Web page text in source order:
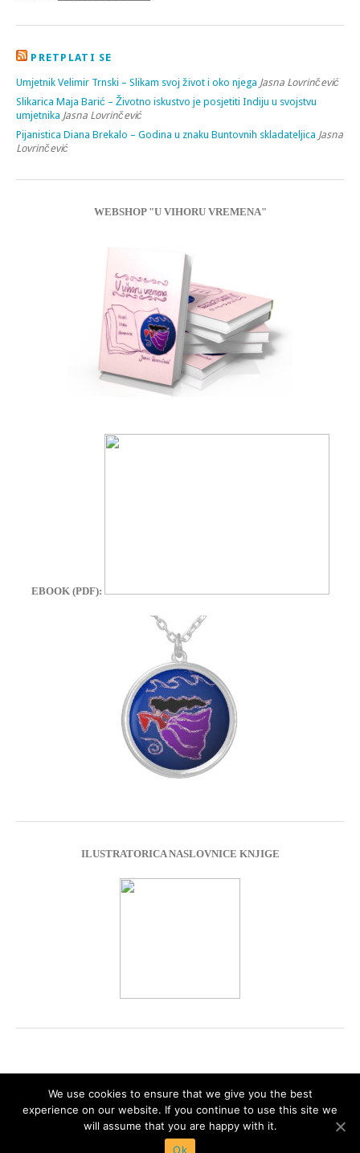
PRETPLATI SE
Umjetnik Velimir Trnski – Slikam svoj život i oko njega Jasna Lovrinčević
Slikarica Maja Barić – Životno iskustvo je posjetiti Indiju u svojstvu
umjetnika Jasna Lovrinčević
Pijanistica Diana Brekalo – Godina u znaku Buntovnih skladateljica Jasna
Lovrinčević
WEBSHOP "U VIHORU VREMENA"
EBOOK (PDF):
ILUSTRATORICA NASLOVNICE KNJIGE
Impressum
Privacy Policy
We use cookies to ensure that we give you the best
experience on our website. If you continue to use this site we
will assume that you are happy with it.
Ok